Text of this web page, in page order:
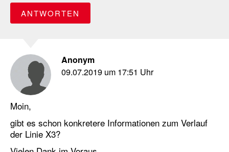
ANTWORTEN
Anonym
09.07.2019 um 17:51 Uhr
Moin,
gibt es schon konkretere Informationen zum Verlauf
der Linie X3?